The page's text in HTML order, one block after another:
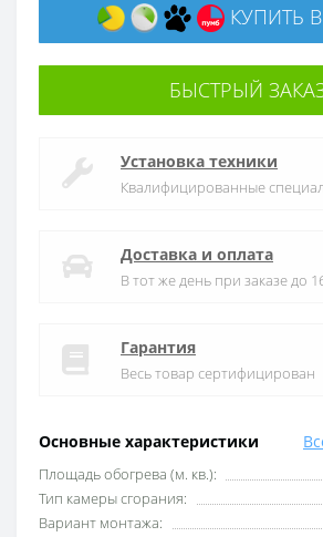
Основные характеристики
Площадь обогрева (м. кв.):
Тип камеры сгорания:
Вариант монтажа:
КУПИТЬ
БЫСТРЫЙ
Установка техники
Квалифицированные
Доставка и оплата
В тот же день при заказе до
Гарантия
Весь товар сертифицирован